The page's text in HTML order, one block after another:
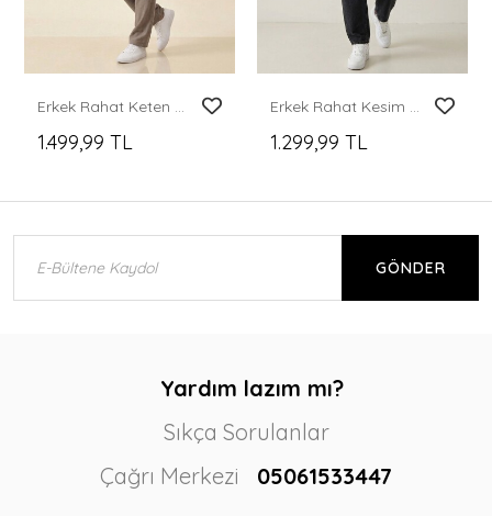
Erkek Rahat Keten Pantolon 30118 - Vizon
1.499,99 TL
Erkek Rahat Kesim Baggy Jean Pantolon 30075 - Siyah
1.299,99 TL
GÖNDER
Yardım lazım mı?
Sıkça Sorulanlar
Çağrı Merkezi
05061533447